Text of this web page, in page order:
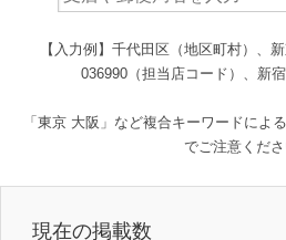
【入力例】千代田区（地区町村）、
036990（担当店コード）、新
「東京 大阪」など複合キーワードによ
でご注意くださ
現在の掲載数